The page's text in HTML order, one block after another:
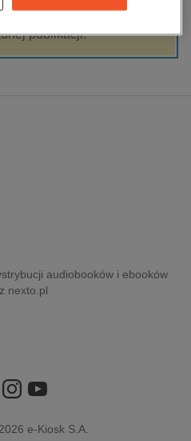
informatyka
publikacji.
audiobooków i ebooków
nexto.pl
e-Kiosk S.A.